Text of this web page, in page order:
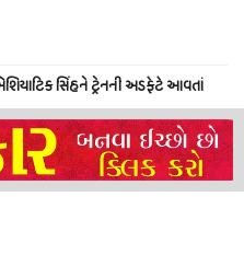
સિંહને ટ્રેનની અડફેટે આવતાં
ROLLS WITH TIGER SHROFF,
ENSEMBLE
દ્વારા જીલ્લા કલેકટર ને આવેદનપત્ર